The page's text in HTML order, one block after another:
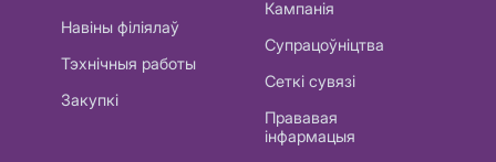
Навіны філіялаў
Тэхнічныя работы
Закупкі
Кампанія
Супрацоўніцтва
Сеткі сувязі
Прававая
інфармацыя